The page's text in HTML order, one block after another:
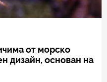
от морско
дизайн, основан на